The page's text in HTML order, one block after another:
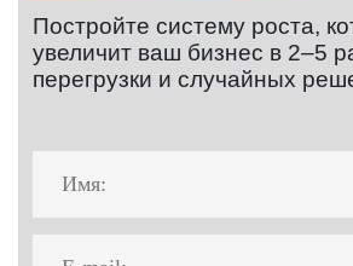
Постройте систему роста,
увеличит ваш бизнес в 2–5
перегрузки и случайных